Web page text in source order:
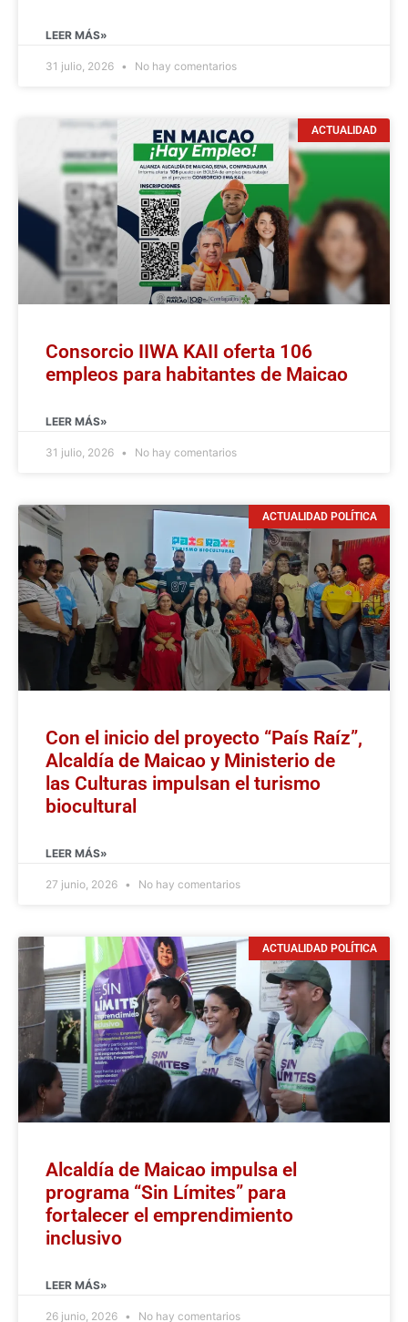
LEER MÁS»
31 julio, 2026 No hay comentarios
ACTUALIDAD
Consorcio IIWA KAII oferta 106
empleos para habitantes de Maicao
LEER MÁS»
31 julio, 2026 No hay comentarios
ACTUALIDAD POLÍTICA
Con el inicio del proyecto “País Raíz”,
Alcaldía de Maicao y Ministerio de
las Culturas impulsan el turismo
biocultural
LEER MÁS»
27 junio, 2026 No hay comentarios
ACTUALIDAD POLÍTICA
Alcaldía de Maicao impulsa el
programa “Sin Límites” para
fortalecer el emprendimiento
inclusivo
LEER MÁS»
26 junio, 2026 No hay comentarios